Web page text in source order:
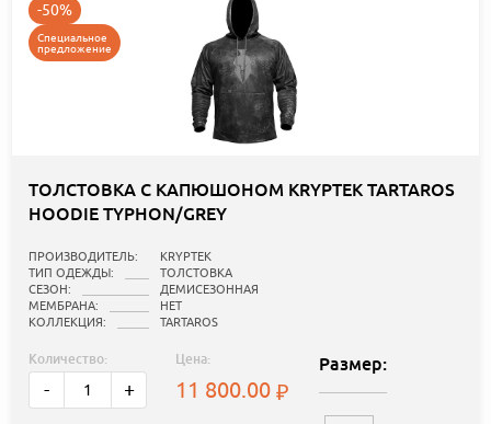
-50%
Специальное
предложение
ТОЛСТОВКА С КАПЮШОНОМ KRYPTEK TARTAROS
HOODIE TYPHON/GREY
ПРОИЗВОДИТЕЛЬ:
KRYPTEK
ТИП ОДЕЖДЫ:
ТОЛСТОВКА
СЕЗОН:
ДЕМИСЕЗОННАЯ
МЕМБРАНА:
НЕТ
КОЛЛЕКЦИЯ:
TARTAROS
Количество:
- +
Цена:
11 800.00
Размер: